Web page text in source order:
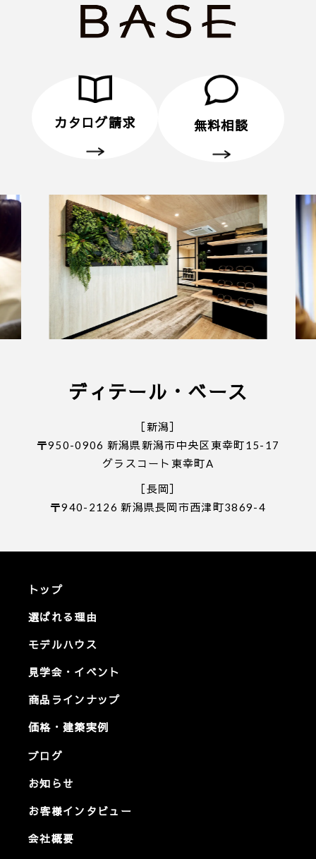
・初めてディテールホームグループにご来場いただ
く方のみ対象とさせていだきます。
・プレゼントは、1名様（1家族様）1回限りとさせ
・未成年者様のみのご来場は対象外とさせていただ
■ 個人情報の取り扱いについて
・ご入力いただきました情報は「プライバシーポリ
」に従って取り扱われます。
カタログ請求 無料相談
ディテール・ベース
［新潟］
〒950-0906 新潟県新潟市中央区東幸町15-17
グラスコート東幸町A
［長岡］
〒940-2126 新潟県長岡市西津町3869-4
トップ
選ばれる理由
モデルハウス
見学会・イベント
商品ラインナップ
価格・建築実例
ブログ
お知らせ
お客様インタビュー
会社概要